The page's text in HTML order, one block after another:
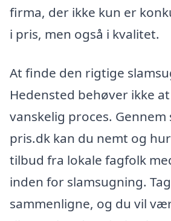
firma, der ikke kun er
i pris, men også i kvalitet.
At finde den rigtige
Hedensted behøver ikke
vanskelig proces. Gennem
pris.dk kan du nemt og
tilbud fra lokale fagfolk
inden for slamsugning.
sammenligne, og du vil